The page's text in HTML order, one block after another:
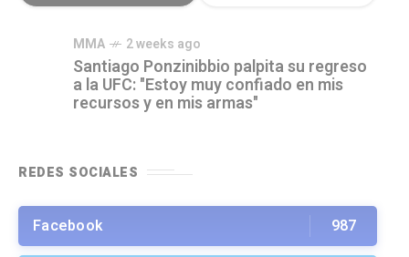
MMA 2 weeks ago
Santiago Ponzinibbio palpita su regreso
a la UFC: "Estoy muy confiado en mis
recursos y en mis armas"
REDES SOCIALES
Facebook 987